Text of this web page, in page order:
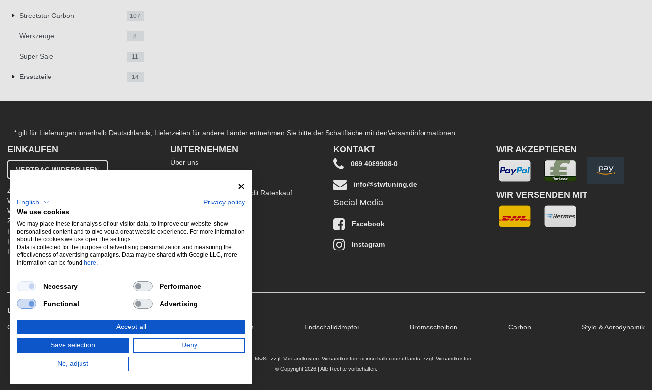
Streetstar Carbon 107
Werkzeuge 8
Super Sale 11
Ersatzteile 14
* gilt für Lieferungen innerhalb Deutschlands, Lieferzeiten für andere Länder entnehmen Sie bitte der Schaltfläche mit denVersandinformationen
EINKAUFEN
VERTRAG WIDERRUFEN
Zahlung & Versand
Widerrufsbelehrung
Warenkorb
Zur Kasse
Hinweis zur Altölentsorgung
Hinweis zur Batterieentsorgung
Händler werden
UNTERNEHMEN
Über uns
Kontakt
Ergänzende AGB EasyCredit Ratenkauf
Datenschutzerklärung
Jobs
Newsletter
KONTAKT
069 4089908-0
info@stwtuning.de
Social Media
Facebook
Instagram
WIR AKZEPTIEREN
WIR VERSENDEN MIT
UNSERE BELIEBTESTEN PRODUKTE
Gewindefahrwerke Performance Auspuffklappen Endschalldämpfer Bremsscheiben Carbon Style & Aerodynamik
*Alle Preise verstehen sich inkl. MwSt. zzgl. Versandkosten . Versandkostenfrei innerhalb deutschlands. zzgl. Versandkosten.
© Copyright 2026 | Alle Rechte vorbehalten.
English
Privacy policy
We use cookies
We may place these for analysis of our visitor data, to improve our website, show
personalised content and to give you a great website experience. For more information
about the cookies we use open the settings.
Data is collected for the purpose of advertising personalization and measuring the
effectiveness of advertising campaigns. Data may be shared with Google LLC, more
information can be found here.
Necessary Performance
Functional Advertising
Accept all
Save selection Deny
No, adjust